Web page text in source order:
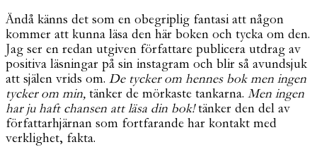
Ändå känns det som en obegriplig fantasi att någon
kommer att kunna läsa den här boken och tycka om den.
Jag ser en redan utgiven författare publicera utdrag av
positiva läsningar på sin instagram och blir så avundsjuk
att själen vrids om. De tycker om hennes bok men ingen
tycker om min, tänker de mörkaste tankarna. Men ingen
har ju haft chansen att läsa din bok!tänker den del av
författarhjärnan som fortfarande har kontakt med
verklighet, fakta.